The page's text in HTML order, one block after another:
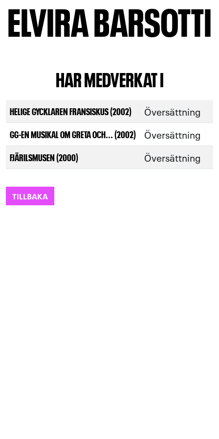
ELVIRA BARSOTTI
HAR MEDVERKAT I
HELIGE GYCKLAREN FRANSISKUS (2002) Översättning
GG-EN MUSIKAL OM GRETA OCH... (2002) Översättning
FJÄRILSMUSEN (2000) Översättning
TILLBAKA